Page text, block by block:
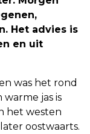
Het advies is
en uit
was het rond
jas is
het westen
oostwaarts.